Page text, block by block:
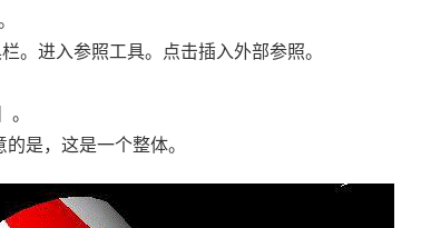
。进入参照工具。点击插入外部参照。
。
是，这是一个整体。